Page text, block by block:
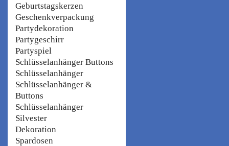
Geburtstagskerzen
Geschenkverpackung
Partydekoration
Partygeschirr
Partyspiel
Schlüsselanhänger Buttons
Schlüsselanhänger
Schlüsselanhänger &
Buttons
Schlüsselanhänger
Silvester
Dekoration
Spardosen